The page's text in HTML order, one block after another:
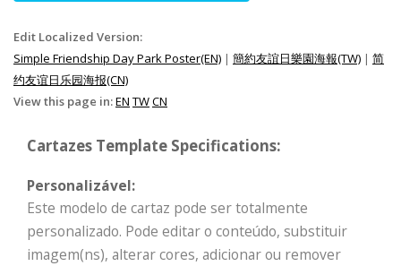
Edit Localized Version:
Simple Friendship Day Park Poster(EN) | 簡約友誼日樂園海報(TW) | 简
约友谊日乐园海报(CN)
View this page in:EN TWCN
Cartazes Template Specifications:
Personalizável:
Este modelo de cartaz pode ser totalmente
personalizado. Pode editar o conteúdo, substituir
imagem(ns), alterar cores, adicionar ou remover